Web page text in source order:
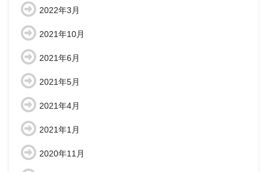
2022年3月
2021年10月
2021年6月
2021年5月
2021年4月
2021年1月
2020年11月